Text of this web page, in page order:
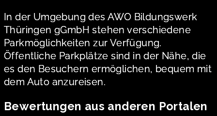
In der Umgebung des AWO Bildungswerk
Thüringen gGmbH stehen verschiedene
Parkmöglichkeiten zur Verfügung.
Öffentliche Parkplätze sind in der Nähe, die
es den Besuchern ermöglichen, bequem mit
dem Auto anzureisen.
Bewertungen aus anderen Portalen